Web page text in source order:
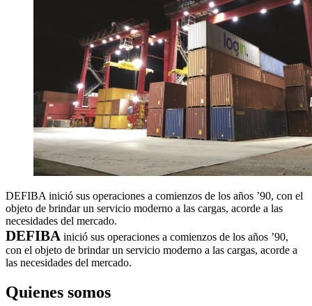
DEFIBA inició sus operaciones a comienzos de los años ’90, con el
objeto de brindar un servicio moderno a las cargas, acorde a las
necesidades del mercado.
DEFIBA inició sus operaciones a comienzos de los años ’90,
con el objeto de brindar un servicio moderno a las cargas, acorde a
las necesidades del mercado.
Quienes somos